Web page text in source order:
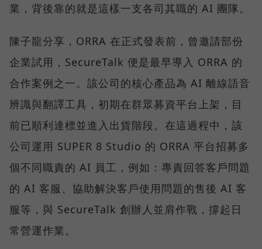
業，背後靠的就是這樣一支各司其職的 AI 團隊。
陳子龍分享，ORRA 在正式發表前，曾邀請部份
企業試用，SecureTalk 便是最早導入 ORRA 的
合作案例之一。該公司的核心產品為 AI 離線語音
辨識與翻譯工具，初期在群眾募資平台上架，目
前已順利達標並進入出貨階段。在這過程中，該
公司運用 SUPER 8 Studio 的 ORRA 平台招募多
個不同職責的 AI 員工，例如：專責回答客戶問題
的 AI 客服、協助解決客戶使用問題的售後 AI 客
服等，與 SecureTalk 創辦人並肩作戰，撐起日
常營運作業。